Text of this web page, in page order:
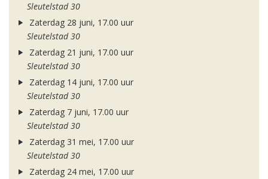
Sleutelstad 30
Zaterdag 28 juni, 17.00 uur
Sleutelstad 30
Zaterdag 21 juni, 17.00 uur
Sleutelstad 30
Zaterdag 14 juni, 17.00 uur
Sleutelstad 30
Zaterdag 7 juni, 17.00 uur
Sleutelstad 30
Zaterdag 31 mei, 17.00 uur
Sleutelstad 30
Zaterdag 24 mei, 17.00 uur